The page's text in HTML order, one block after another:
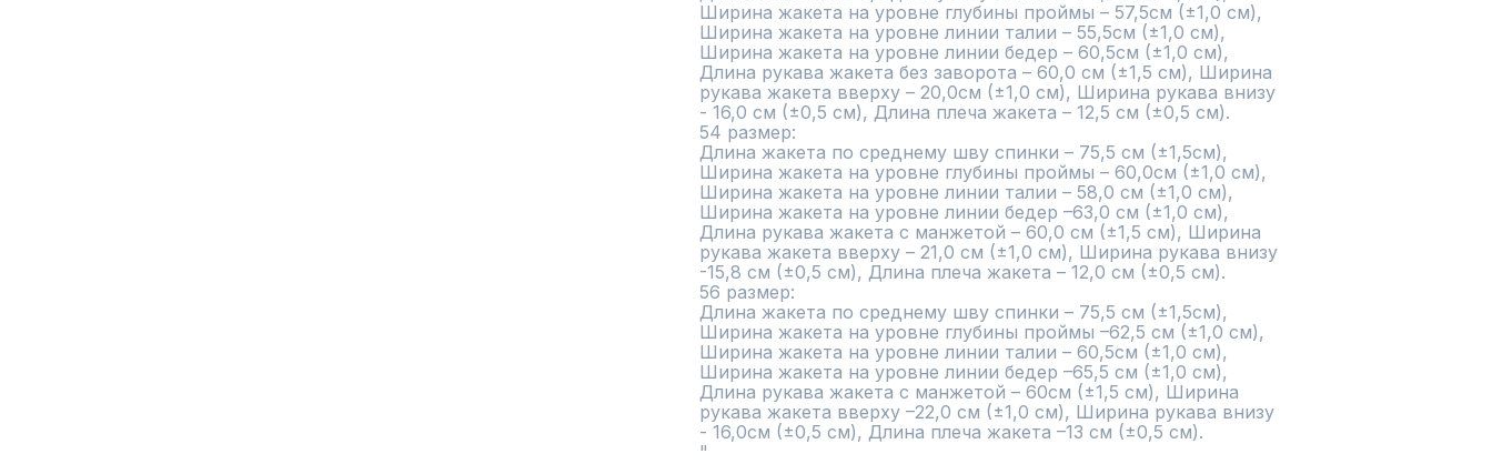
Ширина жакета на уровне глубины проймы – 57,5см (±1,0 см),
Ширина жакета на уровне линии талии – 55,5см (±1,0 см),
Ширина жакета на уровне линии бедер – 60,5см (±1,0 см),
Длина рукава жакета без заворота – 60,0 см (±1,5 см), Ширина
рукава жакета вверху – 20,0см (±1,0 см), Ширина рукава внизу
- 16,0 см (±0,5 см), Длина плеча жакета – 12,5 см (±0,5 см).
54 размер:
Длина жакета по среднему шву спинки – 75,5 см (±1,5см),
Ширина жакета на уровне глубины проймы – 60,0см (±1,0 см),
Ширина жакета на уровне линии талии – 58,0 см (±1,0 см),
Ширина жакета на уровне линии бедер –63,0 см (±1,0 см),
Длина рукава жакета с манжетой – 60,0 см (±1,5 см), Ширина
рукава жакета вверху – 21,0 см (±1,0 см), Ширина рукава внизу
-15,8 см (±0,5 см), Длина плеча жакета – 12,0 см (±0,5 см).
56 размер:
Длина жакета по среднему шву спинки – 75,5 см (±1,5см),
Ширина жакета на уровне глубины проймы –62,5 см (±1,0 см),
Ширина жакета на уровне линии талии – 60,5см (±1,0 см),
Ширина жакета на уровне линии бедер –65,5 см (±1,0 см),
Длина рукава жакета с манжетой – 60см (±1,5 см), Ширина
рукава жакета вверху –22,0 см (±1,0 см), Ширина рукава внизу
- 16,0см (±0,5 см), Длина плеча жакета –13 см (±0,5 см).
"